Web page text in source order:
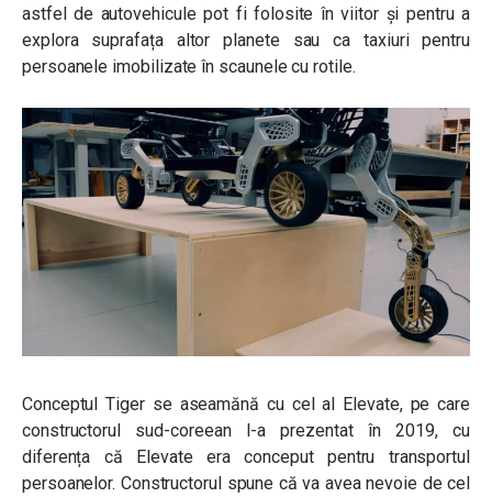
astfel de autovehicule pot fi folosite în viitor și pentru a
explora suprafața altor planete sau ca taxiuri pentru
persoanele imobilizate în scaunele cu rotile.
Conceptul Tiger se aseamănă cu cel al Elevate, pe care
constructorul sud-coreean l-a prezentat în 2019, cu
diferența că Elevate era conceput pentru transportul
persoanelor. Constructorul spune că va avea nevoie de cel